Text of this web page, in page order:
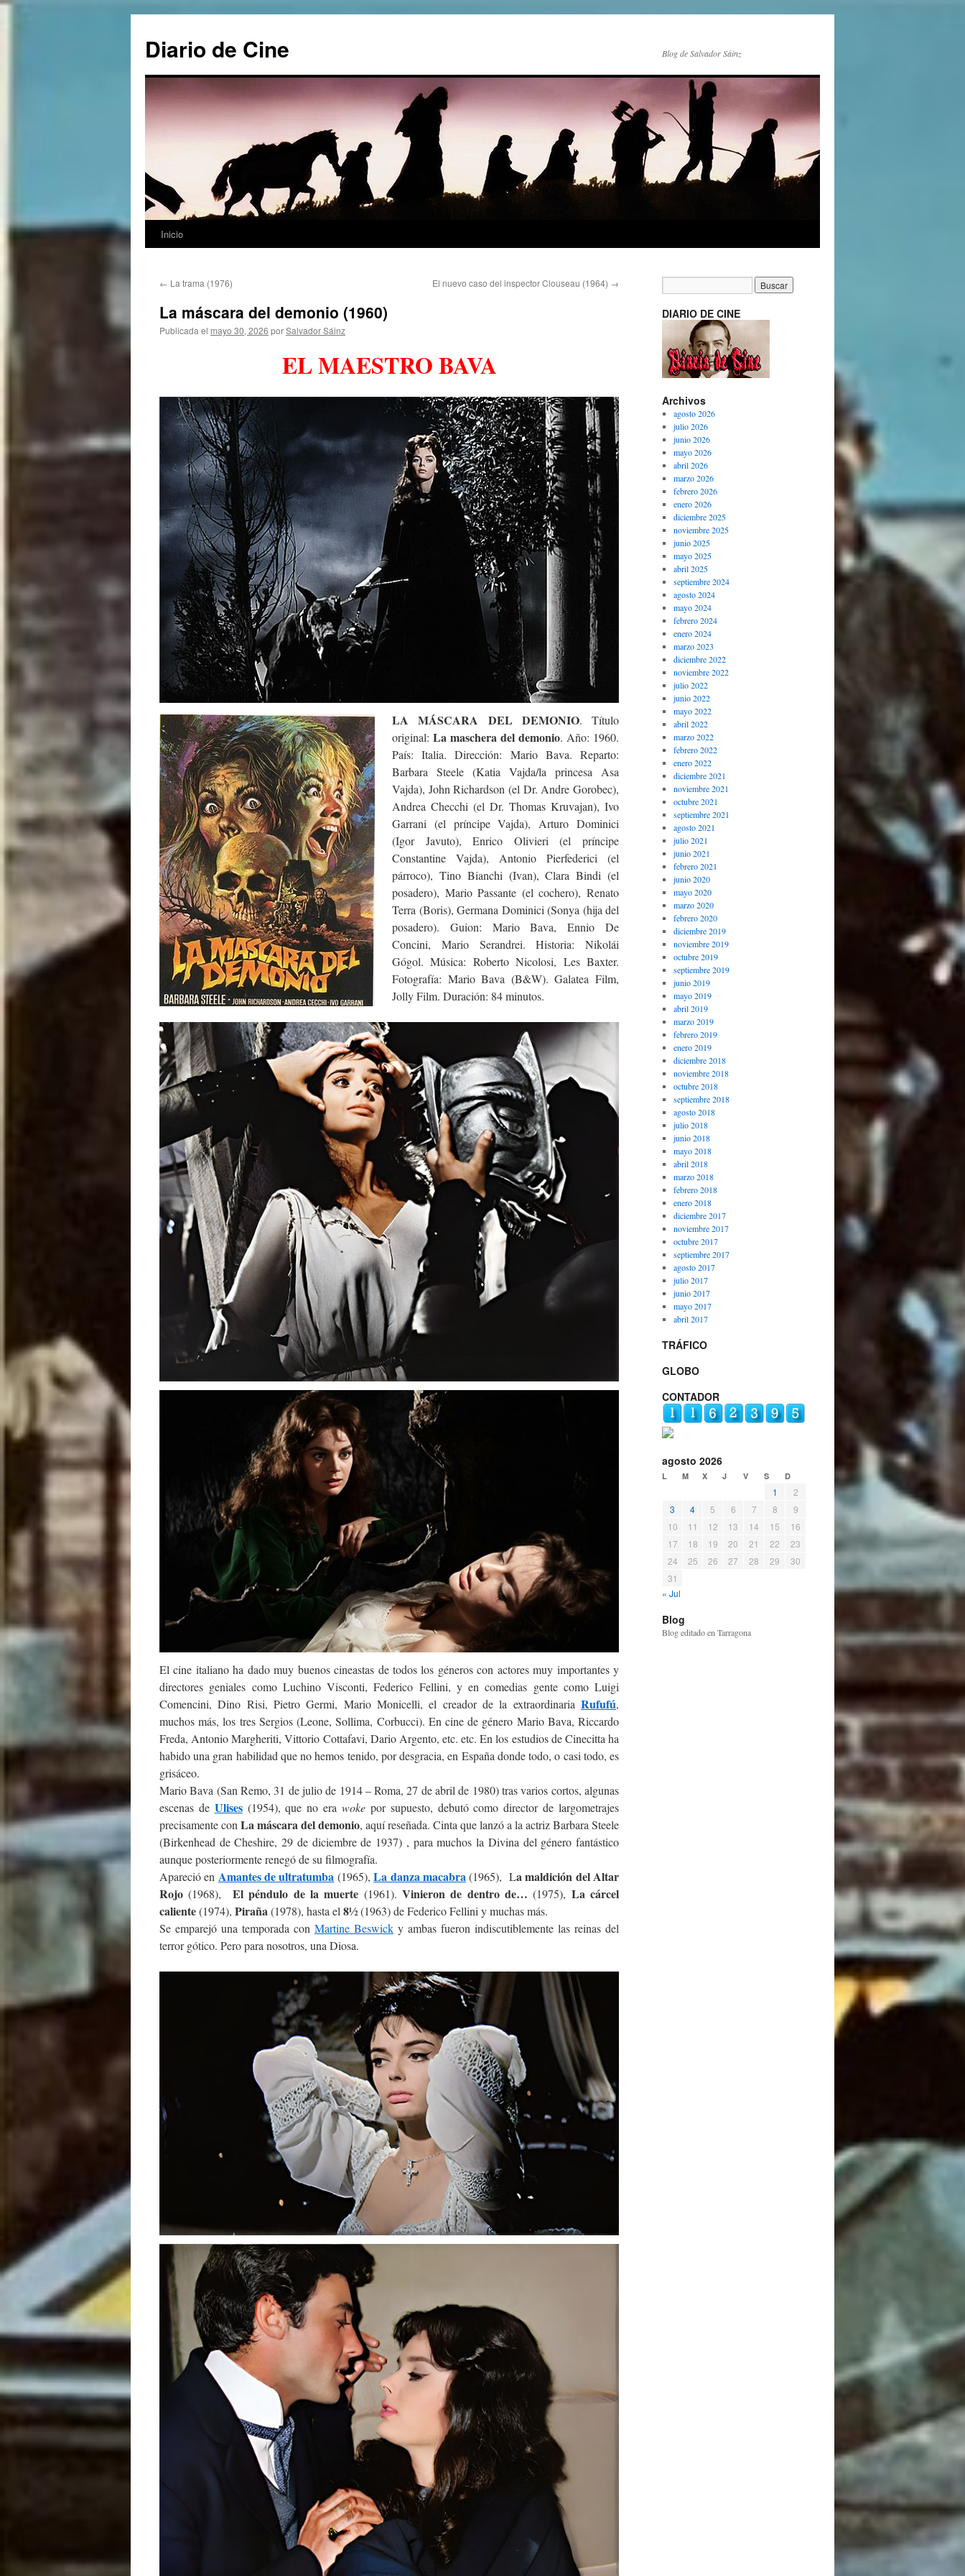
contenido
Diario de Cine Blog de Salvador Sáinz
Inicio
← La trama (1976) El nuevo caso del inspector Clouseau (1964) →
La máscara del demonio (1960)
Publicada el mayo 30, 2026 porSalvador Sáinz
EL MAESTRO BAVA
LA MÁSCARA DEL DEMONIO. Título
original: La maschera del demonio. Año: 1960.
País: Italia. Dirección: Mario Bava. Reparto:
Barbara Steele (Katia Vajda/la princesa Asa
Vajda), John Richardson (el Dr. Andre Gorobec),
Andrea Checchi (el Dr. Thomas Kruvajan), Ivo
Garrani (el príncipe Vajda), Arturo Dominici
(Igor Javuto), Enrico Olivieri (el príncipe
Constantine Vajda), Antonio Pierfederici (el
párroco), Tino Bianchi (Ivan), Clara Bindi (el
posadero), Mario Passante (el cochero), Renato
Terra (Boris), Germana Dominici (Sonya (hija del
posadero). Guion: Mario Bava, Ennio De
Concini, Mario Serandrei. Historia: Nikolái
Gógol. Música: Roberto Nicolosi, Les Baxter.
Fotografía: Mario Bava (B&W). Galatea Film,
Jolly Film. Duración: 84 minutos.
El cine italiano ha dado muy buenos cineastas de todos los géneros con actores muy importantes y
directores geniales como Luchino Visconti, Federico Fellini, y en comedias gente como Luigi
Comencini, Dino Risi, Pietro Germi, Mario Monicelli, el creador de la extraordinaria Rufufú,
muchos más, los tres Sergios (Leone, Sollima, Corbucci). En cine de género Mario Bava, Riccardo
Freda, Antonio Margheriti, Vittorio Cottafavi, Dario Argento, etc. etc. En los estudios de Cinecitta ha
habido una gran habilidad que no hemos tenido, por desgracia, en España donde todo, o casi todo, es
grisáceo.
Mario Bava (San Remo, 31 de julio de 1914 – Roma, 27 de abril de 1980) tras varios cortos, algunas
escenas de Ulises(1954), que no era woke por supuesto, debutó como director de largometrajes
precisamente con La máscara del demonio, aquí reseñada. Cinta que lanzó a la actriz Barbara Steele
(Birkenhead de Cheshire, 29 de diciembre de 1937) , para muchos la Divina del género fantástico
aunque posteriormente renegó de su filmografía.
Apareció en Amantes de ultratumba (1965),La danza macabra(1965), La maldición del Altar
Rojo (1968), El péndulo de la muerte (1961).Vinieron de dentro de… (1975), La cárcel
caliente(1974), Piraña(1978), hasta el 8½(1963) de Federico Fellini y muchas más.
Se emparejó una temporada con Martine Beswick y ambas fueron indiscutiblemente las reinas del
terror gótico. Pero para nosotros, una Diosa.
DIARIO DE CINE
Archivos
agosto 2026
julio 2026
junio 2026
mayo 2026
abril 2026
marzo 2026
febrero 2026
enero 2026
diciembre 2025
noviembre 2025
junio 2025
mayo 2025
abril 2025
septiembre 2024
agosto 2024
mayo 2024
febrero 2024
enero 2024
marzo 2023
diciembre 2022
noviembre 2022
julio 2022
junio 2022
mayo 2022
abril 2022
marzo 2022
febrero 2022
enero 2022
diciembre 2021
noviembre 2021
octubre 2021
septiembre 2021
agosto 2021
julio 2021
junio 2021
febrero 2021
junio 2020
mayo 2020
marzo 2020
febrero 2020
diciembre 2019
noviembre 2019
octubre 2019
septiembre 2019
junio 2019
mayo 2019
abril 2019
marzo 2019
febrero 2019
enero 2019
diciembre 2018
noviembre 2018
octubre 2018
septiembre 2018
agosto 2018
julio 2018
junio 2018
mayo 2018
abril 2018
marzo 2018
febrero 2018
enero 2018
diciembre 2017
noviembre 2017
octubre 2017
septiembre 2017
agosto 2017
julio 2017
junio 2017
mayo 2017
abril 2017
TRÁFICO
GLOBO
CONTADOR
agosto 2026
L M X J V S D
1
2
3
4 5 6 7 8
9
10
11 12 13 14 15
16
17
18 19 20 21 22
23
24
25 26 27 28 29
30
31
« Jul
Blog
Blog editado en Tarragona